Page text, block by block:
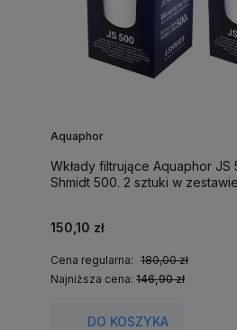
Aquaphor
Wkłady filtrujące Aquaphor
Shmidt 500. 2 sztuki w
150,10 zł
Cena regularna: 180,00 zł
Najniższa cena: 146,90 zł
DO KOSZYKA